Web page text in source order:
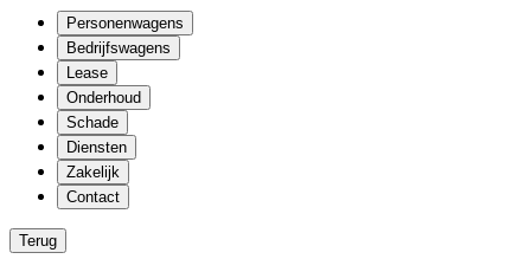
Personenwagens
Bedrijfswagens
Lease
Onderhoud
Schade
Diensten
Zakelijk
Contact
Terug